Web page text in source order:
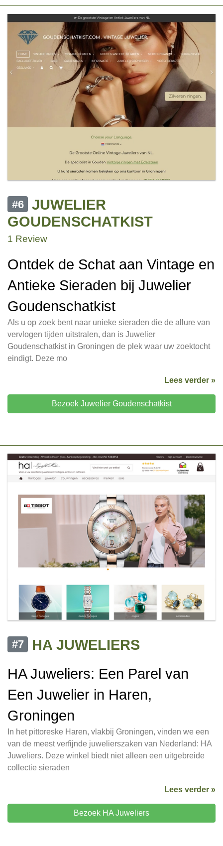
#6
JUWELIER
GOUDENSCHATKIST
1 Review
Ontdek de Schat aan Vintage en
Antieke Sieraden bij Juwelier
Goudenschatkist
Als u op zoek bent naar unieke sieraden die de allure van
vervlogen tijden uitstralen, dan is Juwelier
Goudenschatkist in Groningen de plek waar uw zoektocht
eindigt. Deze mo
Lees verder »
Bezoek Juwelier Goudenschatkist
#7
HA JUWELIERS
HA Juweliers: Een Parel van
Een Juwelier in Haren,
Groningen
In het pittoreske Haren, vlakbij Groningen, vinden we een
van de meest verfijnde juwelierszaken van Nederland: HA
Juweliers. Deze winkel biedt niet alleen een uitgebreide
collectie sieraden
Lees verder »
Bezoek HA Juweliers